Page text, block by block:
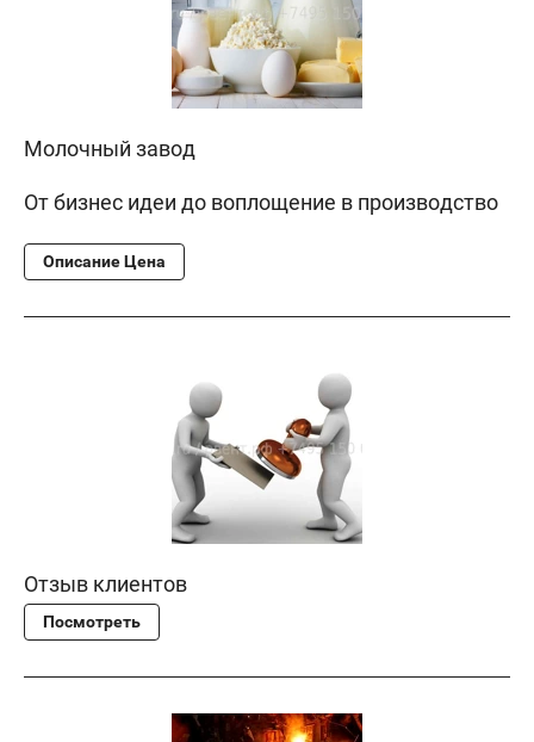
Молочный завод
От бизнес идеи до воплощение в производство
Описание Цена
Отзыв клиентов
Посмотреть